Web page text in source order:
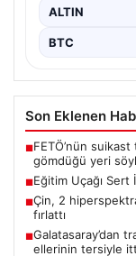
ALTIN
BTC
Son Eklenen
■FETÖ’nün
gömdüğü yeri
■Eğitim Uçağı Sert
■Çin, 2
fırlattı
■Galatasaray’dan
ellerinin tersiyle